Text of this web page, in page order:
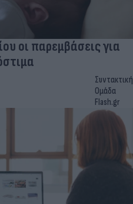
οι παρεμβάσεις για
Συντακτική
Ομάδα
Flash.gr